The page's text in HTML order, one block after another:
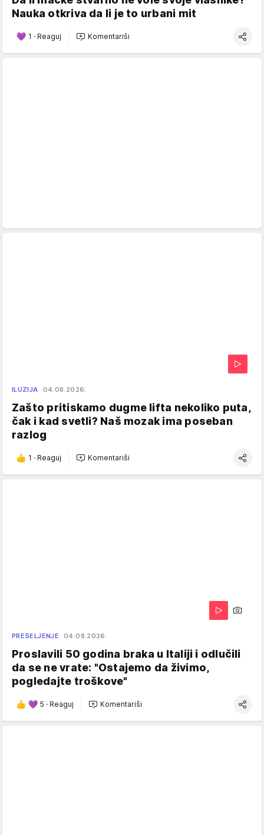
Nauka otkriva da li je to urbani mit
1 · Reaguj Komentariši
ILUZIJA 04.08.2026.
Zašto pritiskamo dugme lifta nekoliko puta,
čak i kad svetli? Naš mozak ima poseban
razlog
1 · Reaguj Komentariši
PRESELJENJE 04.08.2026.
Proslavili 50 godina braka u Italiji i odlučili
da se ne vrate: "Ostajemo da živimo,
pogledajte troškove"
5 · Reaguj Komentariši